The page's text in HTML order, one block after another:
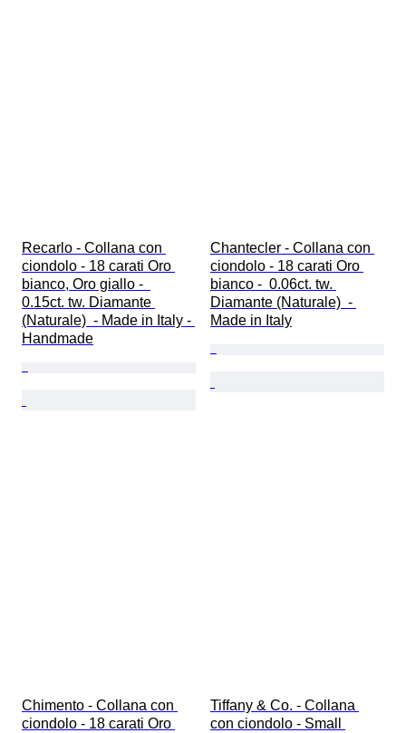
Recarlo - Collana con
ciondolo - 18 carati Oro
bianco, Oro giallo -
0.15ct. tw. Diamante
(Naturale)  - Made in Italy -
Handmade
Chantecler - Collana con
ciondolo - 18 carati Oro
bianco -  0.06ct. tw.
Diamante (Naturale)  -
Made in Italy
Chimento - Collana con
ciondolo - 18 carati Oro
Tiffany & Co. - Collana
con ciondolo - Small